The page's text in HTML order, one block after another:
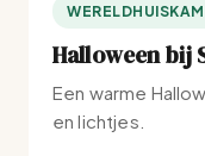
Halloween bij
Een warme
en lichtjes.